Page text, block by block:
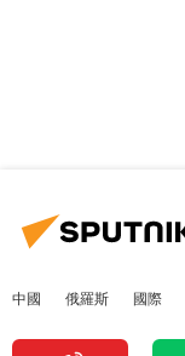
中國 俄羅斯 國際